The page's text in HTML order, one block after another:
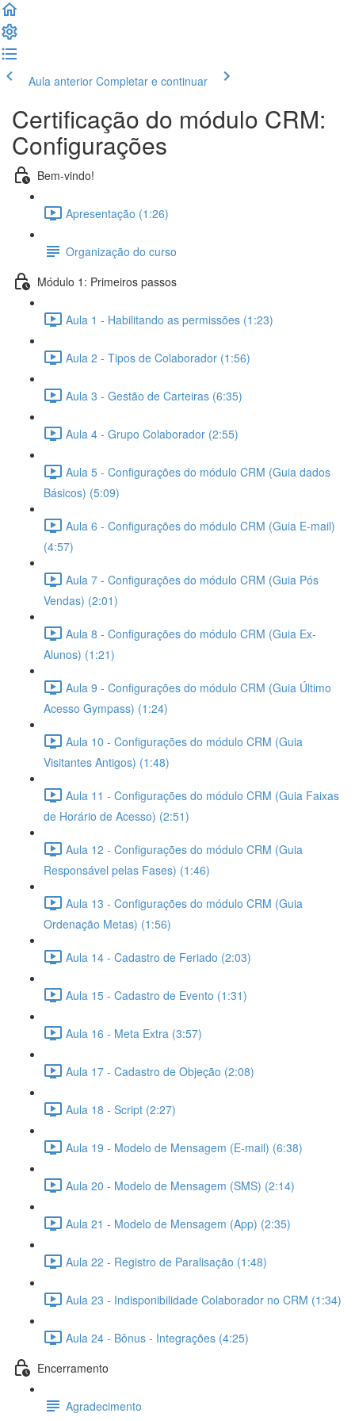
Aula anterior Completar e continuar
Certificação do módulo CRM:
Configurações
Bem-vindo!
Apresentação (1:26)
Organização do curso
Módulo 1: Primeiros passos
Aula 1 - Habilitando as permissões (1:23)
Aula 2 - Tipos de Colaborador (1:56)
Aula 3 - Gestão de Carteiras (6:35)
Aula 4 - Grupo Colaborador (2:55)
Aula 5 - Configurações do módulo CRM (Guia dados
Básicos) (5:09)
Aula 6 - Configurações do módulo CRM (Guia E-mail)
(4:57)
Aula 7 - Configurações do módulo CRM (Guia Pós
Vendas) (2:01)
Aula 8 - Configurações do módulo CRM (Guia Ex-
Alunos) (1:21)
Aula 9 - Configurações do módulo CRM (Guia Último
Acesso Gympass) (1:24)
Aula 10 - Configurações do módulo CRM (Guia
Visitantes Antigos) (1:48)
Aula 11 - Configurações do módulo CRM (Guia Faixas
de Horário de Acesso) (2:51)
Aula 12 - Configurações do módulo CRM (Guia
Responsável pelas Fases) (1:46)
Aula 13 - Configurações do módulo CRM (Guia
Ordenação Metas) (1:56)
Aula 14 - Cadastro de Feriado (2:03)
Aula 15 - Cadastro de Evento (1:31)
Aula 16 - Meta Extra (3:57)
Aula 17 - Cadastro de Objeção (2:08)
Aula 18 - Script (2:27)
Aula 19 - Modelo de Mensagem (E-mail) (6:38)
Aula 20 - Modelo de Mensagem (SMS) (2:14)
Aula 21 - Modelo de Mensagem (App) (2:35)
Aula 22 - Registro de Paralisação (1:48)
Aula 23 - Indisponibilidade Colaborador no CRM (1:34)
Aula 24 - Bônus - Integrações (4:25)
Encerramento
Agradecimento